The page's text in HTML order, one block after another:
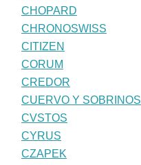
CHOPARD
CHRONOSWISS
CITIZEN
CORUM
CREDOR
CUERVO Y SOBRINOS
CVSTOS
CYRUS
CZAPEK